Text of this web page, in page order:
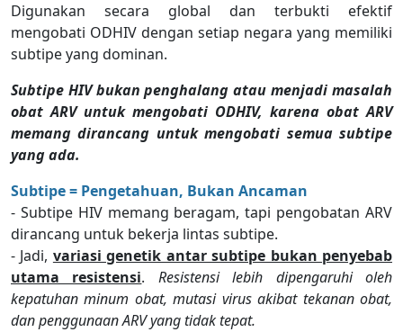
Digunakan secara global dan terbukti efektif
mengobati ODHIV dengan setiap negara yang memiliki
subtipe yang dominan.
Subtipe HIV bukan penghalang atau menjadi masalah
obat ARV untuk mengobati ODHIV, karena obat ARV
memang dirancang untuk mengobati semua subtipe
yang ada.
Subtipe = Pengetahuan, Bukan Ancaman
- Subtipe HIV memang beragam, tapi pengobatan ARV
dirancang untuk bekerja lintas subtipe.
- Jadi, variasi genetik antar subtipe bukan penyebab
utama resistensi. Resistensi lebih dipengaruhi oleh
kepatuhan minum obat, mutasi virus akibat tekanan obat,
dan penggunaan ARV yang tidak tepat.